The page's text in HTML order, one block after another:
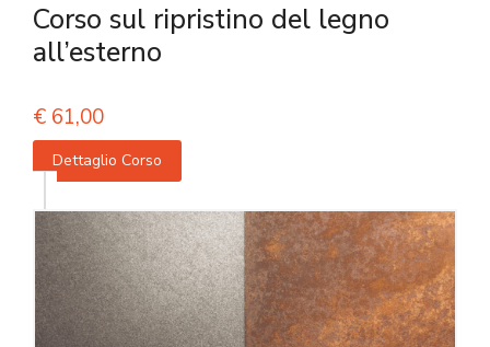
Corso sul ripristino del legno
all’esterno
€ 61,00
Dettaglio Corso